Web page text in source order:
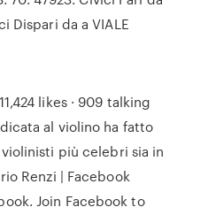
Dispari da a VIALE
likes · 909 talking
al violino ha fatto
più celebri sia in
Renzi | Facebook
Join Facebook to